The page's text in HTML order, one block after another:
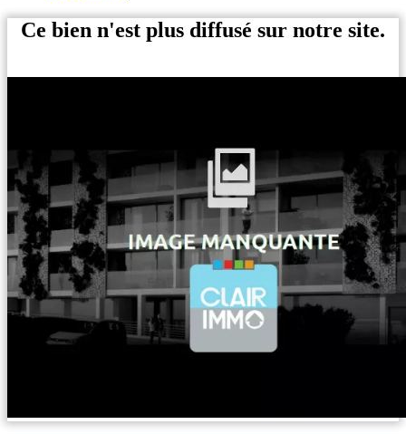
Ce bien n'est plus diffusé sur notre site.